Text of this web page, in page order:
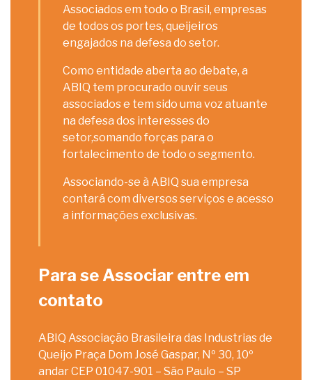
Associados em todo o Brasil, empresas
de todos os portes, queijeiros
engajados na defesa do setor.
Como entidade aberta ao debate, a
ABIQ tem procurado ouvir seus
associados e tem sido uma voz atuante
na defesa dos interesses do
setor,somando forças para o
fortalecimento de todo o segmento.
Associando-se à ABIQ sua empresa
contará com diversos serviços e acesso
a informações exclusivas.
Para se Associar entre em
contato
ABIQ Associação Brasileira das Industrias de
Queijo Praça Dom José Gaspar, Nº 30, 10º
andar CEP 01047-901 – São Paulo – SP